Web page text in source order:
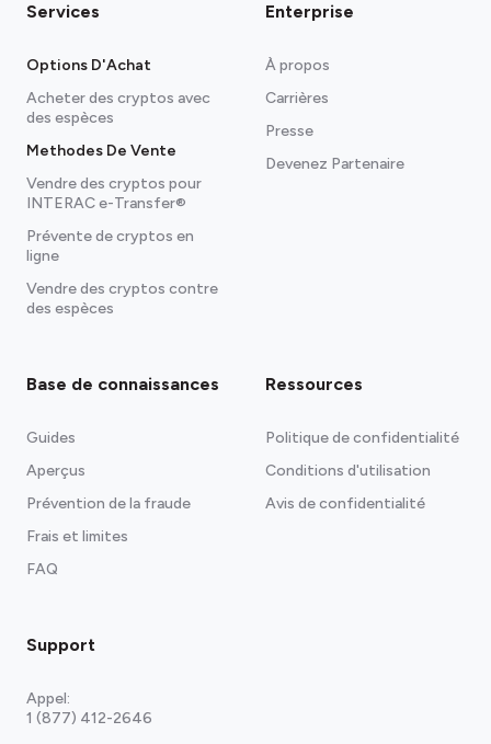
Services
Options D'Achat
Acheter des cryptos avec
des espèces
Methodes De Vente
Vendre des cryptos pour
INTERAC e-Transfer®
Prévente de cryptos en
ligne
Vendre des cryptos contre
des espèces
Enterprise
À propos
Carrières
Presse
Devenez Partenaire
Base de connaissances
Guides
Aperçus
Prévention de la fraude
Frais et limites
FAQ
Ressources
Politique de confidentialité
Conditions d'utilisation
Avis de confidentialité
Support
Appel:
1 (877) 412-2646